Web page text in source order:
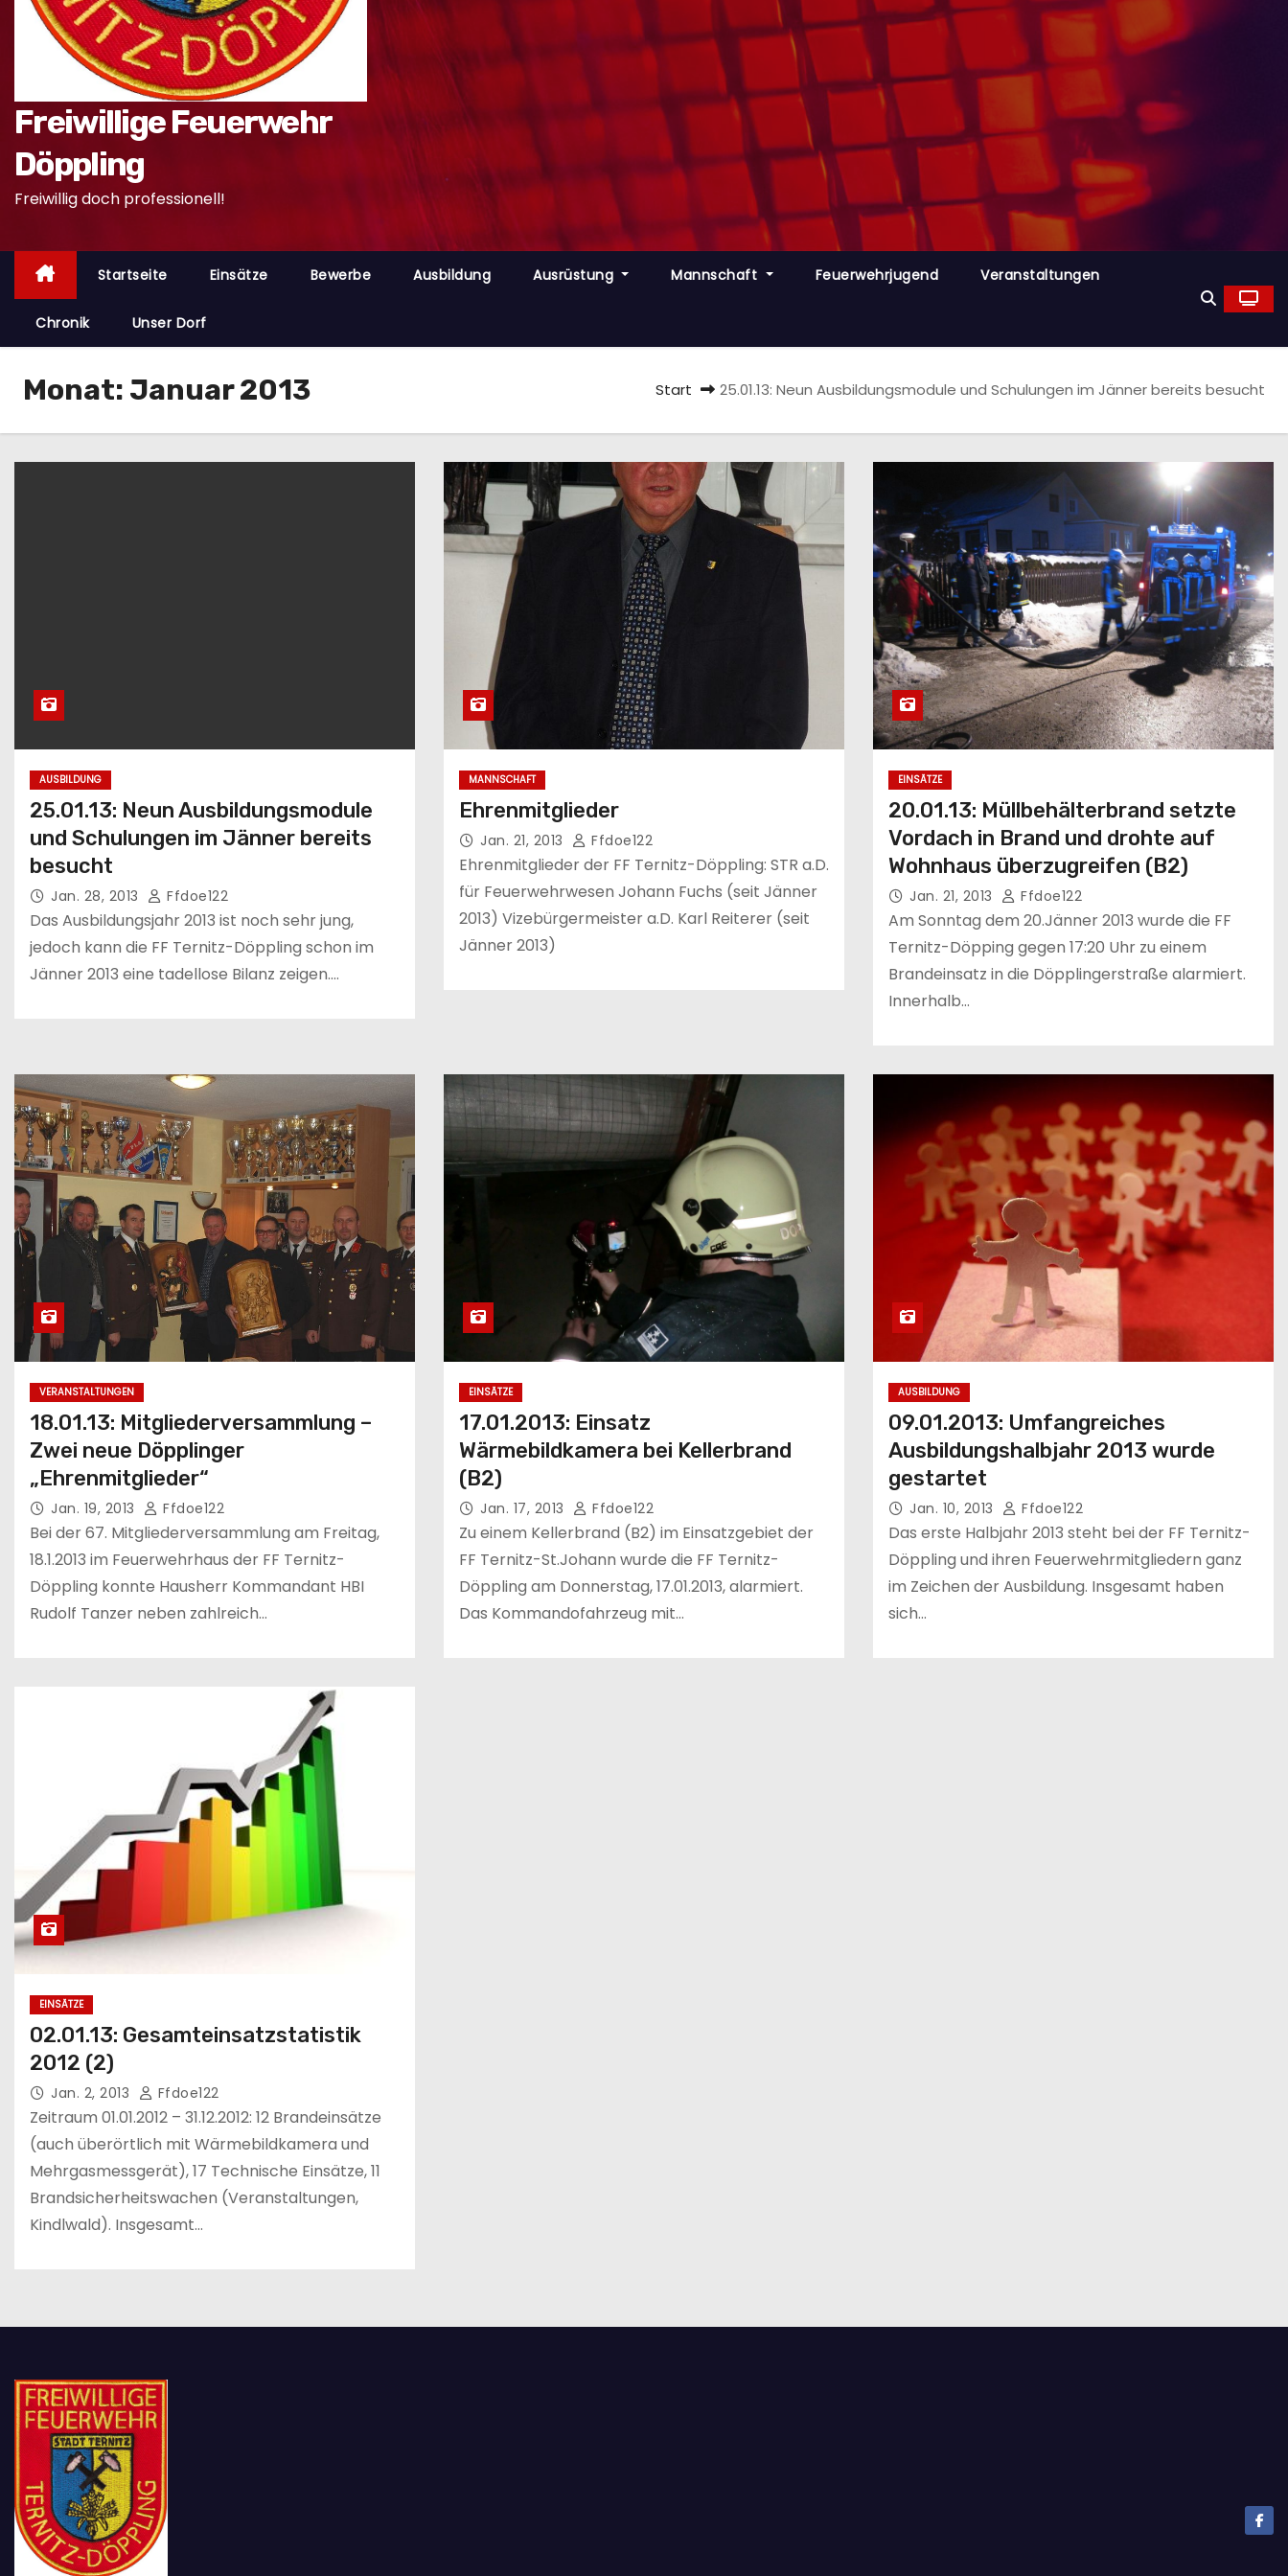
Freiwillige Feuerwehr
Döppling
Freiwillig doch professionell!
Startseite Einsätze Bewerbe Ausbildung Ausrüstung Mannschaft Feuerwehrjugend Veranstaltungen
Chronik Unser Dorf
Monat: Januar 2013 Start 25.01.13: Neun Ausbildungsmodule und Schulungen im Jänner bereits besucht
AUSBILDUNG
25.01.13: Neun Ausbildungsmodule
und Schulungen im Jänner bereits
besucht
Jan. 28, 2013 Ffdoe122
Das Ausbildungsjahr 2013 ist noch sehr jung,
jedoch kann die FF Ternitz-Döppling schon im
Jänner 2013 eine tadellose Bilanz zeigen.…
MANNSCHAFT
Ehrenmitglieder
Jan. 21, 2013 Ffdoe122
Ehrenmitglieder der FF Ternitz-Döppling: STR a.D.
für Feuerwehrwesen Johann Fuchs (seit Jänner
2013) Vizebürgermeister a.D. Karl Reiterer (seit
Jänner 2013)
EINSÄTZE
20.01.13: Müllbehälterbrand setzte
Vordach in Brand und drohte auf
Wohnhaus überzugreifen (B2)
Jan. 21, 2013 Ffdoe122
Am Sonntag dem 20.Jänner 2013 wurde die FF
Ternitz-Döpping gegen 17:20 Uhr zu einem
Brandeinsatz in die Döpplingerstraße alarmiert.
Innerhalb…
VERANSTALTUNGEN
18.01.13: Mitgliederversammlung –
Zwei neue Döpplinger
„Ehrenmitglieder“
Jan. 19, 2013 Ffdoe122
Bei der 67. Mitgliederversammlung am Freitag,
18.1.2013 im Feuerwehrhaus der FF Ternitz-
Döppling konnte Hausherr Kommandant HBI
Rudolf Tanzer neben zahlreich…
EINSÄTZE
17.01.2013: Einsatz
Wärmebildkamera bei Kellerbrand
(B2)
Jan. 17, 2013 Ffdoe122
Zu einem Kellerbrand (B2) im Einsatzgebiet der
FF Ternitz-St.Johann wurde die FF Ternitz-
Döppling am Donnerstag, 17.01.2013, alarmiert.
Das Kommandofahrzeug mit…
AUSBILDUNG
09.01.2013: Umfangreiches
Ausbildungshalbjahr 2013 wurde
gestartet
Jan. 10, 2013 Ffdoe122
Das erste Halbjahr 2013 steht bei der FF Ternitz-
Döppling und ihren Feuerwehrmitgliedern ganz
im Zeichen der Ausbildung. Insgesamt haben
sich…
EINSÄTZE
02.01.13: Gesamteinsatzstatistik
2012 (2)
Jan. 2, 2013 Ffdoe122
Zeitraum 01.01.2012 – 31.12.2012: 12 Brandeinsätze
(auch überörtlich mit Wärmebildkamera und
Mehrgasmessgerät), 17 Technische Einsätze, 11
Brandsicherheitswachen (Veranstaltungen,
Kindlwald). Insgesamt…